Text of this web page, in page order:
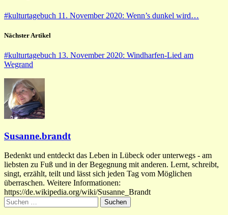
#kulturtagebuch 11. November 2020: Wenn’s dunkel wird…
Nächster Artikel
#kulturtagebuch 13. November 2020: Windharfen-Lied am
Wegrand
Susanne.brandt
Bedenkt und entdeckt das Leben in Lübeck oder unterwegs - am
liebsten zu Fuß und in der Begegnung mit anderen. Lernt, schreibt,
singt, erzählt, teilt und lässt sich jeden Tag vom Möglichen
überraschen. Weitere Informationen:
https://de.wikipedia.org/wiki/Susanne_Brandt
Suchen
nach: